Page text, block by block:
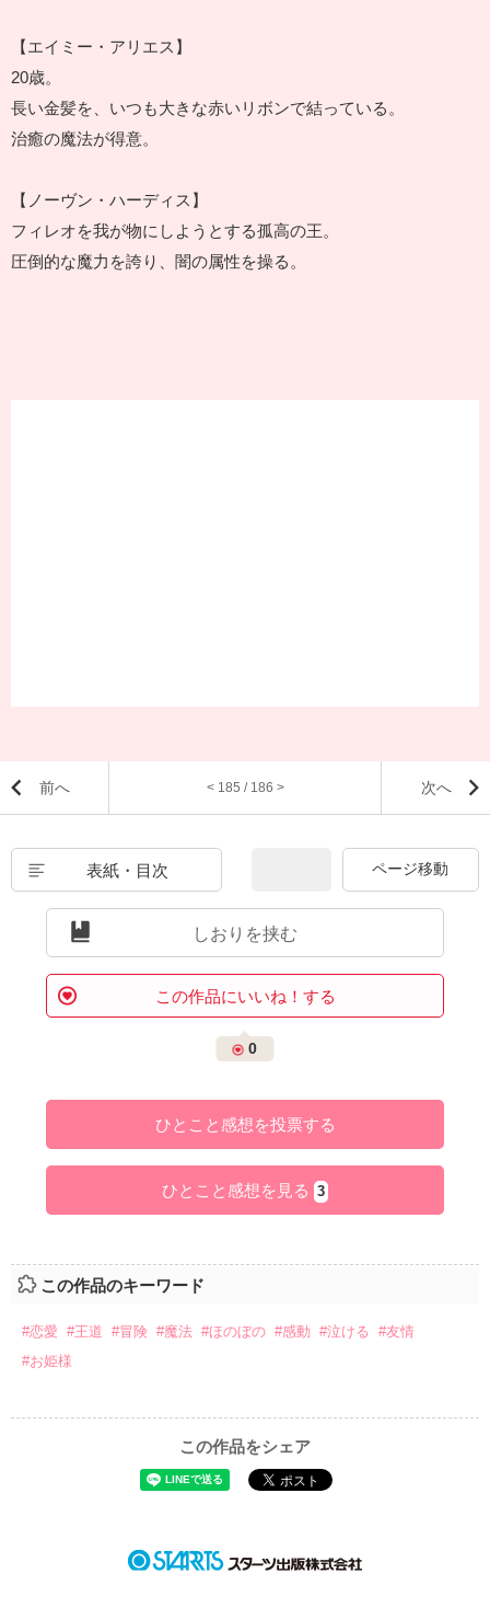
【エイミー・アリエス】
20歳。
長い金髪を、いつも大きな赤いリボンで結っている。
治癒の魔法が得意。
【ノーヴン・ハーディス】
フィレオを我が物にしようとする孤高の王。
圧倒的な魔力を誇り、闇の属性を操る。
前へ < 185 / 186 > 次へ
表紙・目次
しおりを挟む
この作品にいいね！する
0
ひとこと感想を投票する
ひとこと感想を見る 3
この作品のキーワード
#恋愛 #王道 #冒険 #魔法 #ほのぼの #感動 #泣ける #友情
#お姫様
この作品をシェア